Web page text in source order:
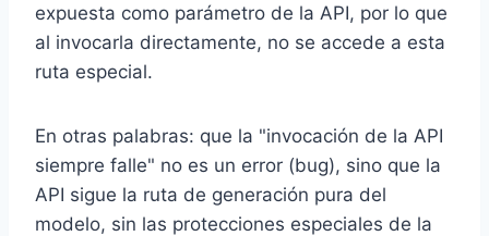
expuesta como parámetro de la API, por lo que
al invocarla directamente, no se accede a esta
ruta especial.
En otras palabras: que la "invocación de la API
siempre falle" no es un error (bug), sino que la
API sigue la ruta de generación pura del
modelo, sin las protecciones especiales de la